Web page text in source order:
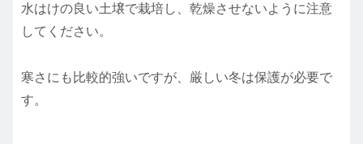
水はけの良い土壌で栽培し、乾燥させないように注意
してください。
寒さにも比較的強いですが、厳しい冬は保護が必要で
す。